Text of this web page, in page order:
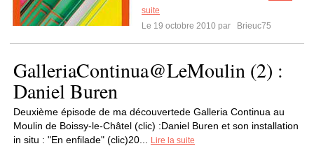
suite
Le 19 octobre 2010 par
Brieuc75
GalleriaContinua@LeMoulin (2) :
Daniel Buren
Deuxième épisode de ma découvertede Galleria Continua au
Moulin de Boissy-le-Châtel (clic) :Daniel Buren et son installation
in situ : "En enfilade" (clic)20...
Lire la suite